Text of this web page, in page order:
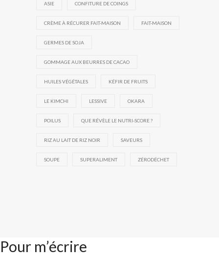
ASIE CONFITURE DE COINGS
CRÈME À RÉCURER FAIT-MAISON FAIT-MAISON
GERMES DE SOJA
GOMMAGE AUX BEURRES DE CACAO
HUILES VÉGÉTALES KÉFIR DE FRUITS
LE KIMCHI LESSIVE OKARA
POILUS QUE RÉVÈLE LE NUTRI-SCORE ?
RIZ AU LAIT DE RIZ NOIR SAVEURS
SOUPE SUPERALIMENT ZÉRODÉCHET
Pour m’écrire